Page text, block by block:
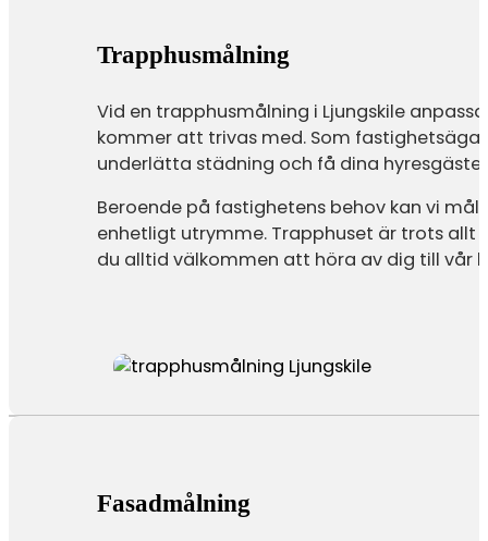
Trapphusmålning
Vid en trapphusmålning i Ljungskile
kommer att trivas med. Som
underlätta städning och få dina
Beroende på fastighetens behov kan vi
enhetligt utrymme. Trapphuset är trots allt
du alltid välkommen att höra av dig till vår
Fasadmålning